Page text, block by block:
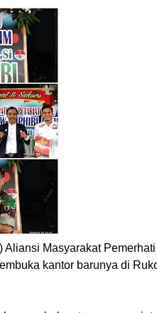
Masyarakat Pemerhati
kantor barunya di